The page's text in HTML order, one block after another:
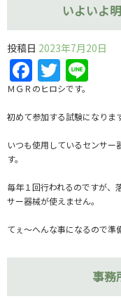
いよいよ
投稿日 2023年7月20日
Facebook
Twitter
ＭＧＲのヒロシです。
初めて参加する試験になります
いつも使用しているセンサ
す。
毎年１回行われるのですが、
サー器械が使えません。
てぇ～へんな事になるので準
事務